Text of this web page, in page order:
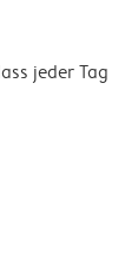
jeder Tag